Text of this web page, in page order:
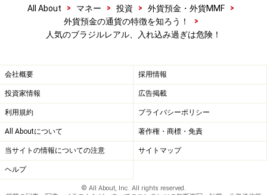
All About > マネー > 投資 > 外貨預金・外貨MMF
>
外貨預金の通貨の特徴を知ろう！
>
人気のブラジルレアル、入れ込み過ぎは危険！
会社概要 採用情報
投資家情報 広告掲載
利用規約 プライバシーポリシー
All Aboutについて 著作権・商標・免責
当サイトの情報についての注意 サイトマップ
ヘルプ
© All About, Inc. All rights reserved.